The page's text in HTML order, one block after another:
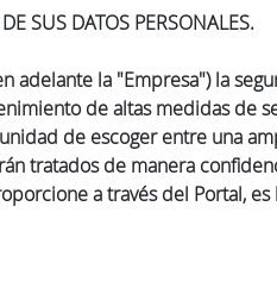
SUS DATOS PERSONALES.
adelante la "Empresa") la
de altas medidas de
de escoger entre una
tratados de manera
a través del Portal,